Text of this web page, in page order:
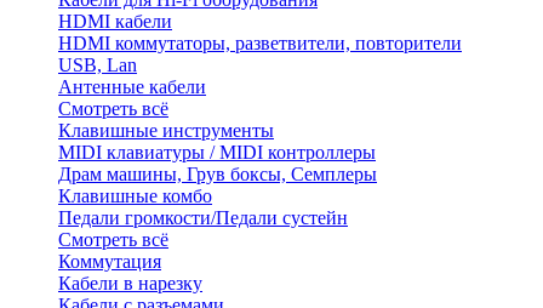
HDMI кабели
HDMI коммутаторы, разветвители, повторители
USB, Lan
Антенные кабели
Смотреть всё
Клавишные инструменты
MIDI клавиатуры / MIDI контроллеры
Драм машины, Грув боксы, Семплеры
Клавишные комбо
Педали громкости/Педали сустейн
Смотреть всё
Коммутация
Кабели в нарезку